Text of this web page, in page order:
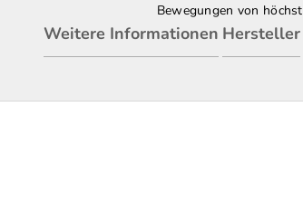
Bewegungen von
Weitere Informationen Hersteller